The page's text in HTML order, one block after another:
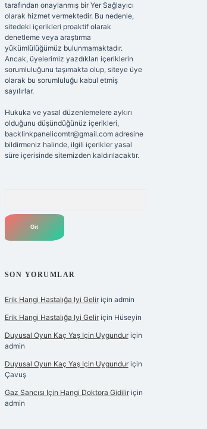
tarafından onaylanmış bir Yer Sağlayıcı
olarak hizmet vermektedir. Bu nedenle,
sitedeki içerikleri proaktif olarak
denetleme veya araştırma
yükümlülüğümüz bulunmamaktadır.
Ancak, üyelerimiz yazdıkları içeriklerin
sorumluluğunu taşımakta olup, siteye üye
olarak bu sorumluluğu kabul etmiş
sayılırlar.
Hukuka ve yasal düzenlemelere aykırı
olduğunu düşündüğünüz içerikleri,
backlinkpanelicomtr@gmail.comadresine
bildirmeniz halinde, ilgili içerikler yasal
süre içerisinde sitemizden kaldırılacaktır.
SON YORUMLAR
Erik Hangi Hastalığa Iyi Geliriçin admin
Erik Hangi Hastalığa Iyi Geliriçin Hüseyin
Duyusal Oyun Kaç Yaş Için Uygunduriçin
admin
Duyusal Oyun Kaç Yaş Için Uygunduriçin
Çavuş
Gaz Sancısı Için Hangi Doktora Gidiliriçin
admin